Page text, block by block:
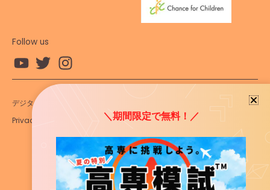
Follow us
デジタルコンテンツ 利用規約
Privacy Policy
＼期間限定で無料！／